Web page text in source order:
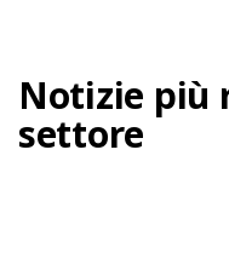
Notizie più
settore